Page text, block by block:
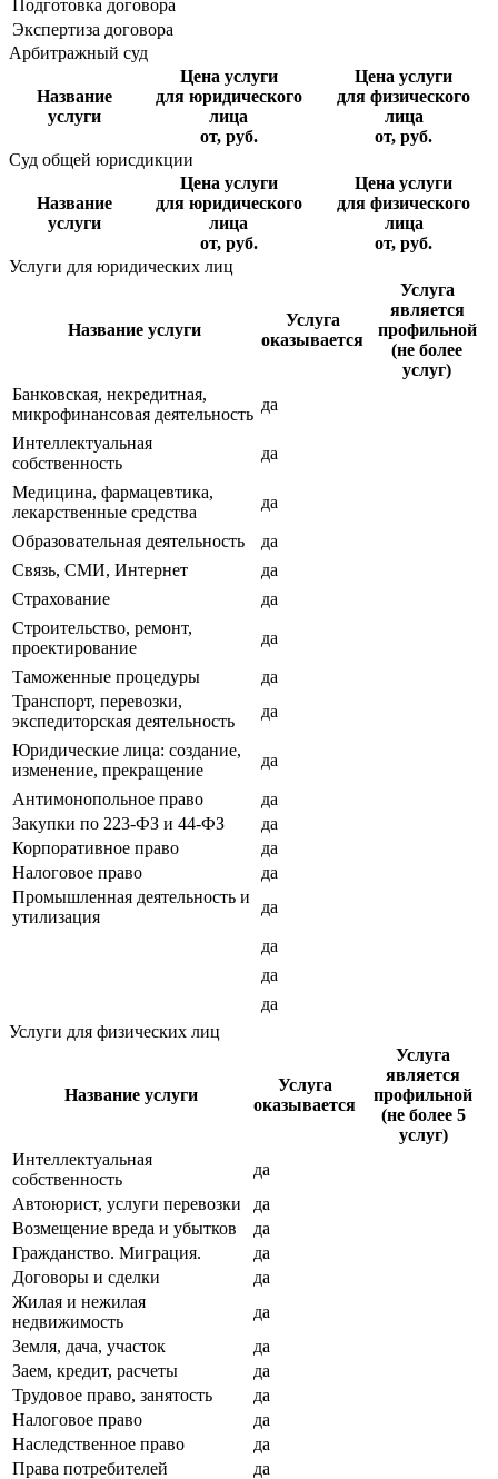
Подготовка договора
Экспертиза договора
Арбитражный суд
Название
услуги
Цена услуги
для юридического
лица
от, руб.
Цена услуги
для физического
лица
от, руб.
Суд общей юрисдикции
Название
услуги
Цена услуги
для юридического
лица
от, руб.
Цена услуги
для физического
лица
от, руб.
Услуги для юридических лиц
Название услуги
Услуга
оказывается
Услуга
является
профильной
(не более
услуг)
Банковская, некредитная,
микрофинансовая деятельность
да
Интеллектуальная
собственность
да
Медицина, фармацевтика,
лекарственные средства
да
Образовательная деятельность
да
Связь, СМИ, Интернет
да
Страхование
да
Строительство, ремонт,
проектирование
да
Таможенные процедуры
да
Транспорт, перевозки,
экспедиторская деятельность
да
Юридические лица: создание,
изменение, прекращение
да
Антимонопольное право
да
Закупки по 223-ФЗ и 44-ФЗ
да
Корпоративное право
да
Налоговое право
да
Промышленная деятельность и
утилизация
да
да
да
да
Услуги для физических лиц
Название услуги
Услуга
оказывается
Услуга
является
профильной
(не более 5
услуг)
Интеллектуальная
собственность
да
Автоюрист, услуги перевозки
да
Возмещение вреда и убытков
да
Гражданство. Миграция.
да
Договоры и сделки
да
Жилая и нежилая
недвижимость
да
Земля, дача, участок
да
Заем, кредит, расчеты
да
Трудовое право, занятость
да
Налоговое право
да
Наследственное право
да
Права потребителей
да